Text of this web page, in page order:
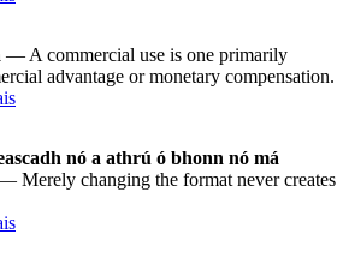
— A commercial use is one primarily
advantage or monetary compensation.
nó a athrú ó bhonn nó má
Merely changing the format never creates